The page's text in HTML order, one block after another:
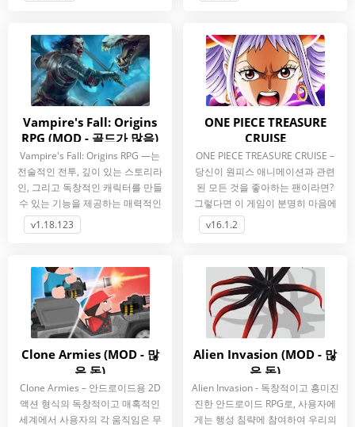
Vampire's Fall: Origins
RPG (MOD - 골드가 많음)
Vampire's Fall: Origins RPG —는
전술적인 전투, 깊이 있는 스토리라
인, 그리고 독창적인 캐릭터를 만들
수 있는 기능을 제공하는 매력적인
2D 오픈 월드.
v1.18.123
ONE PIECE TREASURE
CRUISE
ONE PIECE TREASURE CRUISE –
당신이 원피스 애니메이션과 관련
된 모든 것을 좋아하는 팬이라면?
그렇다면 이 게임이 분명히 마음에
들 것입니다. 여기에는 원작
v16.1.2
Clone Armies (MOD - 많
은 돈)
Clone Armies – 안드로이드용 2D
액션 형식의 독창적이고 매혹적인
세계에서 사용자의 각 움직임은 무
Alien Invasion (MOD - 많
은 돈)
Alien Invasion - 독창적이고 흥미진
진한 안드로이드 RPG로, 사용자에
게는 행성 침략에 참여하여 우리의